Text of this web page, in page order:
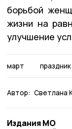
борьбой
жизни на
улучшение
март праздник
Автор: Светлана
Издания МО